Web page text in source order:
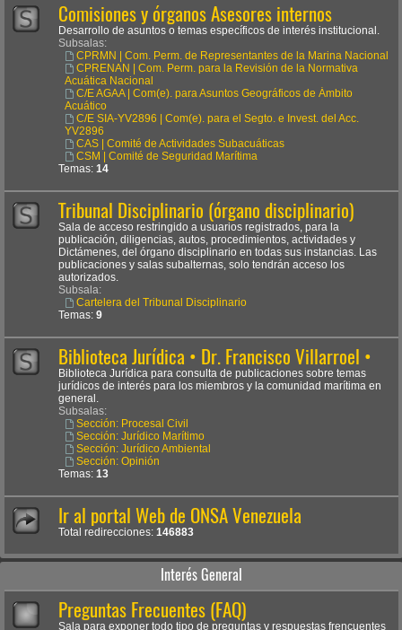
Comisiones y órganos Asesores internos
Desarrollo de asuntos o temas específicos de interés institucional.
Subsalas:
CPRMN | Com. Perm. de Representantes de la Marina Nacional
CPRENAN | Com. Perm. para la Revisión de la Normativa
Acuática Nacional
C/E AGAA | Com(e). para Asuntos Geográficos de Ámbito
Acuático
C/E SIA-YV2896 | Com(e). para el Segto. e Invest. del Acc.
YV2896
CAS | Comité de Actividades Subacuáticas
CSM | Comité de Seguridad Marítima
Temas: 14
Tribunal Disciplinario (órgano disciplinario)
Sala de acceso restringido a usuarios registrados, para la
publicación, diligencias, autos, procedimientos, actividades y
Dictámenes, del órgano disciplinario en todas sus instancias. Las
publicaciones y salas subalternas, solo tendrán acceso los
autorizados.
Subsala:
Cartelera del Tribunal Disciplinario
Temas: 9
Biblioteca Jurídica • Dr. Francisco Villarroel •
Biblioteca Jurídica para consulta de publicaciones sobre temas
jurídicos de interés para los miembros y la comunidad marítima en
general.
Subsalas:
Sección: Procesal Civil
Sección: Jurídico Marítimo
Sección: Jurídico Ambiental
Sección: Opinión
Temas: 13
Ir al portal Web de ONSA Venezuela
Total redirecciones: 146883
Interés General
Preguntas Frecuentes (FAQ)
Sala para exponer todo tipo de preguntas y respuestas frencuentes